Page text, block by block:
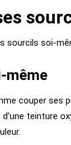
soi-
même
couper ses
d’une teinture